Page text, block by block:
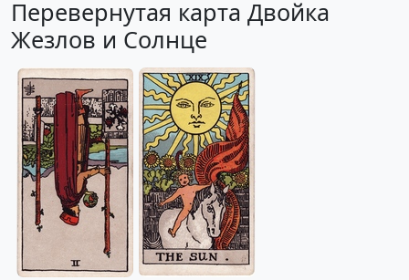
Перевернутая карта Двойка
Жезлов и Солнце